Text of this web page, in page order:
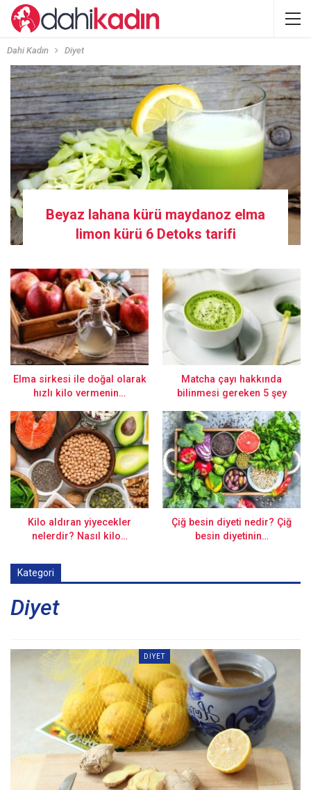
Dahi Kadın Diyet
Beyaz lahana kürü maydanoz elma
limon kürü 6 Detoks tarifi
Elma sirkesi ile doğal olarak
hızlı kilo vermenin…
Kilo aldıran yiyecekler
nelerdir? Nasıl kilo…
Matcha çayı hakkında
bilinmesi gereken 5 şey
Çiğ besin diyeti nedir? Çiğ
besin diyetinin…
Kategori
Diyet
DIYET